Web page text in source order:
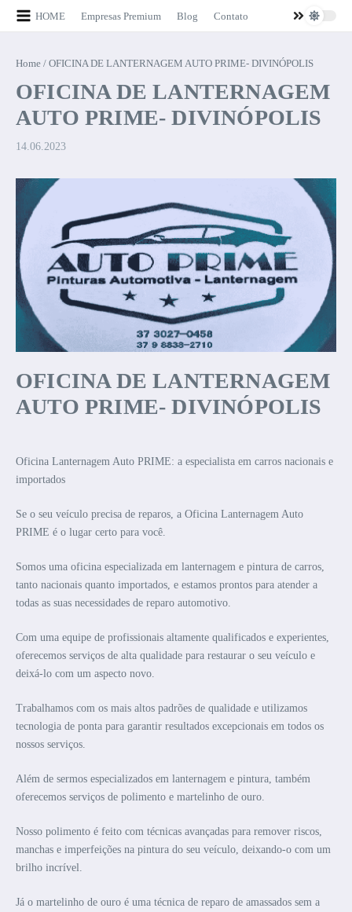
Ir para o conteúdo
HOME Empresas Premium Blog Contato
Home / OFICINA DE LANTERNAGEM AUTO PRIME- DIVINÓPOLIS
OFICINA DE LANTERNAGEM
AUTO PRIME- DIVINÓPOLIS
14.06.2023
OFICINA DE LANTERNAGEM
AUTO PRIME- DIVINÓPOLIS
Oficina Lanternagem Auto PRIME: a especialista em carros nacionais e
importados
Se o seu veículo precisa de reparos, a Oficina Lanternagem Auto
PRIME é o lugar certo para você.
Somos uma oficina especializada em lanternagem e pintura de carros,
tanto nacionais quanto importados, e estamos prontos para atender a
todas as suas necessidades de reparo automotivo.
Com uma equipe de profissionais altamente qualificados e experientes,
oferecemos serviços de alta qualidade para restaurar o seu veículo e
deixá-lo com um aspecto novo.
Trabalhamos com os mais altos padrões de qualidade e utilizamos
tecnologia de ponta para garantir resultados excepcionais em todos os
nossos serviços.
Além de sermos especializados em lanternagem e pintura, também
oferecemos serviços de polimento e martelinho de ouro.
Nosso polimento é feito com técnicas avançadas para remover riscos,
manchas e imperfeições na pintura do seu veículo, deixando-o com um
brilho incrível.
Já o martelinho de ouro é uma técnica de reparo de amassados sem a